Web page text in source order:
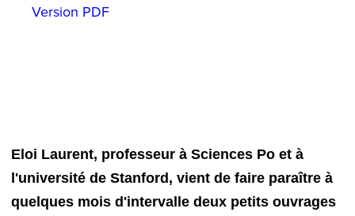
Version PDF
Eloi Laurent, professeur à Sciences Po et à
l'université de Stanford, vient de faire paraître à
quelques mois d'intervalle deux petits ouvrages